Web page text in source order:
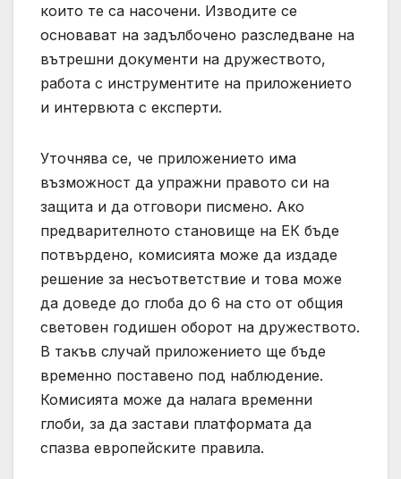
които те са насочени. Изводите се
основават на задълбочено разследване на
вътрешни документи на дружеството,
работа с инструментите на приложението
и интервюта с експерти.
Уточнява се, че приложението има
възможност да упражни правото си на
защита и да отговори писмено. Ако
предварителното становище на ЕК бъде
потвърдено, комисията може да издаде
решение за несъответствие и това може
да доведе до глоба до 6 на сто от общия
световен годишен оборот на дружеството.
В такъв случай приложението ще бъде
временно поставено под наблюдение.
Комисията може да налага временни
глоби, за да застави платформата да
спазва европейските правила.